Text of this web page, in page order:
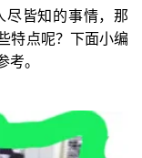
尽皆知的事情，那
特点呢？下面小编
考。